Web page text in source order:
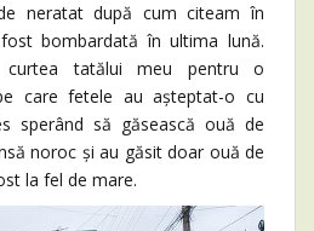
neratat după cum citeam în
bombardată în ultima lună.
tatălui meu pentru o
care fetele au așteptat-o cu
sperând să găsească ouă de
noroc și au găsit doar ouă de
la fel de mare.